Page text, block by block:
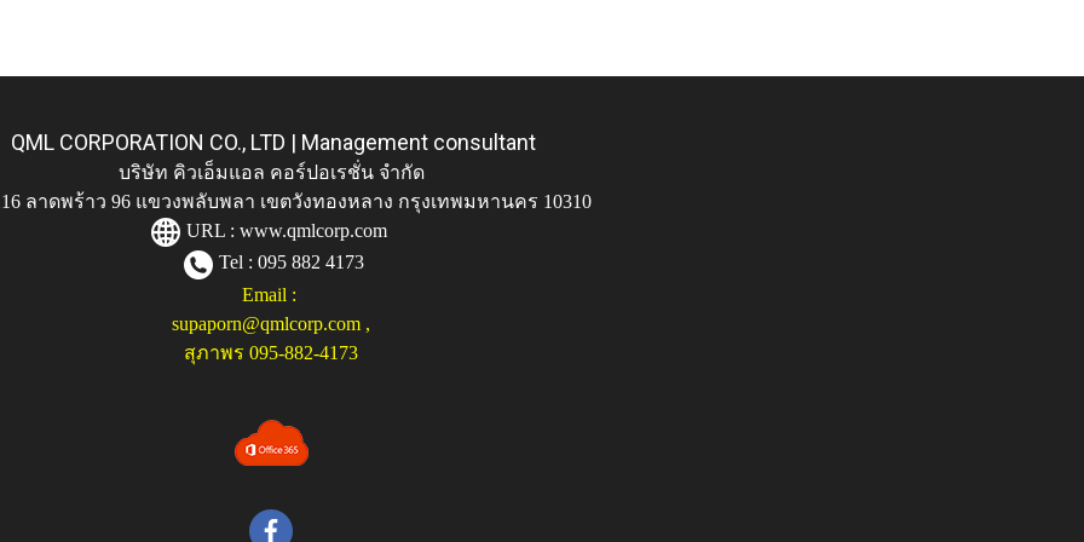
QML CORPORATION CO., LTD | Management consultant
บริษัท คิวเอ็มแอล คอร์ปอเรชั่น จำกัด
ลาดพร้าว 96 แขวงพลับพลา เขตวังทองหลาง กรุงเทพมหานคร 10310
URL : www.qmlcorp.com
Tel : 095 882 4173
Email :
supaporn@qmlcorp.com ,
สุภาพร 095-882-4173